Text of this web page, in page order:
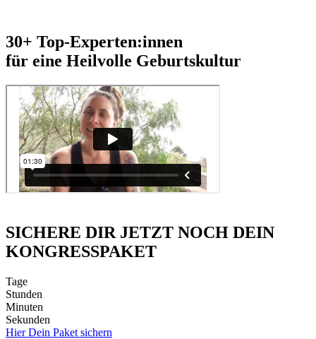
30+ Top-Experten:innen
für eine Heilvolle Geburtskultur
SICHERE DIR JETZT NOCH DEIN
KONGRESSPAKET
Tage
Stunden
Minuten
Sekunden
Hier Dein Paket sichern